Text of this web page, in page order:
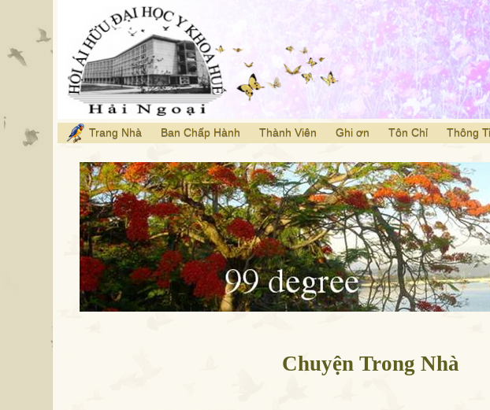
Trang Nhà Ban Chấp Hành Thành Viên Ghi ơn Tôn Chỉ Thông
Chuyện Trong Nhà